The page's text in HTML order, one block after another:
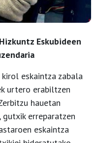
Eskubideen
eskaintza zabala
urtero erabiltzen
hauetan
erreparatzen
eskaintza